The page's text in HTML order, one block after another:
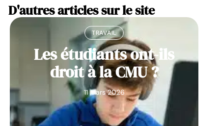
D'autres articles sur le site
TRAVAIL
Les étudiants ont-ils
droit à la CMU ?
11 mars 2026